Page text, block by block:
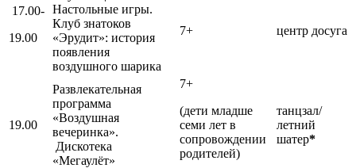
17.00-
19.00
Настольные игры.
Клуб знатоков
«Эрудит»: история
появления
воздушного шарика
7+ центр досуга
19.00
Развлекательная
программа
«Воздушная
вечеринка».
Дискотека
«Мегаулёт»
7+
(дети младше
семи лет в
сопровождении
родителей)
танцзал/
летний
шатер*